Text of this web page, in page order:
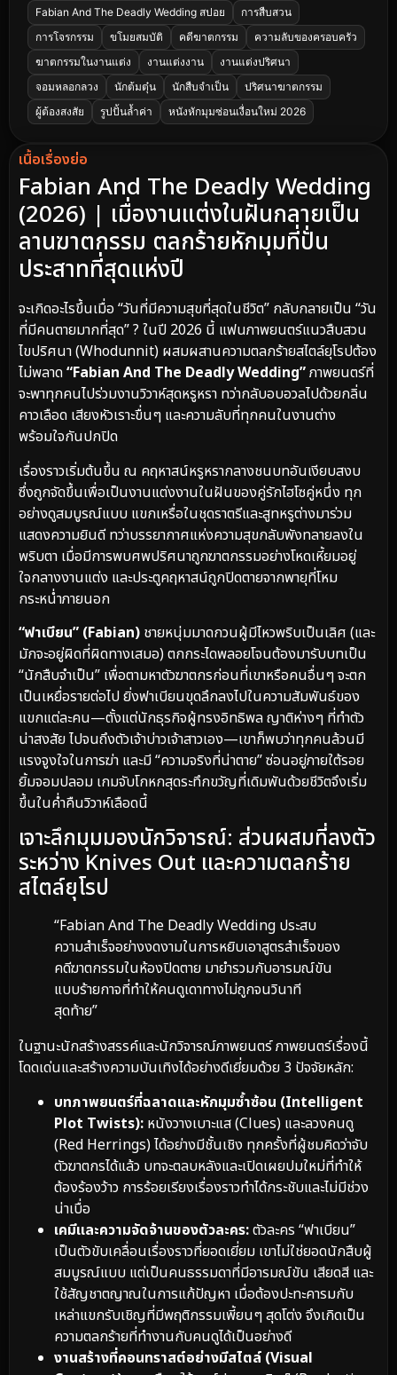
Fabian And The Deadly Wedding สปอย
การสืบสวน
การโจรกรรม
ขโมยสมบัติ คดีฆาตกรรม
ความลับของครอบครัว
ฆาตกรรมในงานแต่ง
งานแต่งงาน
งานแต่งปริศนา
จอมหลอกลวง
นักต้มตุ๋น นักสืบจำเป็น
ปริศนาฆาตกรรม
ผู้ต้องสงสัย
รูปปั้นล้ำค่า หนังหักมุมซ่อนเงื่อนใหม่ 2026
เนื้อเรื่องย่อ
Fabian And The Deadly Wedding
(2026) | เมื่องานแต่งในฝันกลายเป็น
ลานฆาตกรรม ตลกร้ายหักมุมที่ปั่น
ประสาทที่สุดแห่งปี
จะเกิดอะไรขึ้นเมื่อ “วันที่มีความสุขที่สุดในชีวิต” กลับกลายเป็น “วัน
ที่มีคนตายมากที่สุด” ? ในปี 2026 นี้ แฟนภาพยนตร์แนวสืบสวน
ไขปริศนา (Whodunnit) ผสมผสานความตลกร้ายสไตล์ยุโรปต้อง
ไม่พลาด“Fabian And The Deadly Wedding”ภาพยนตร์ที่
จะพาทุกคนไปร่วมงานวิวาห์สุดหรูหรา ทว่ากลับอบอวลไปด้วยกลิ่น
คาวเลือด เสียงหัวเราะขื่นๆ และความลับที่ทุกคนในงานต่าง
พร้อมใจกันปกปิด
เรื่องราวเริ่มต้นขึ้น ณ คฤหาสน์หรูหรากลางชนบทอันเงียบสงบ
ซึ่งถูกจัดขึ้นเพื่อเป็นงานแต่งงานในฝันของคู่รักไฮโซคู่หนึ่ง ทุก
อย่างดูสมบูรณ์แบบ แขกเหรื่อในชุดราตรีและสูทหรูต่างมาร่วม
แสดงความยินดี ทว่าบรรยากาศแห่งความสุขกลับพังทลายลงใน
พริบตา เมื่อมีการพบศพปริศนาถูกฆาตกรรมอย่างโหดเหี้ยมอยู่
ใจกลางงานแต่ง และประตูคฤหาสน์ถูกปิดตายจากพายุที่โหม
กระหน่ำภายนอก
“ฟาเบียน” (Fabian) ชายหนุ่มมาดกวนผู้มีไหวพริบเป็นเลิศ (และ
มักจะอยู่ผิดที่ผิดทางเสมอ) ตกกระไดพลอยโจนต้องมารับบทเป็น
“นักสืบจำเป็น” เพื่อตามหาตัวฆาตกรก่อนที่เขาหรือคนอื่นๆ จะตก
เป็นเหยื่อรายต่อไป ยิ่งฟาเบียนขุดลึกลงไปในความสัมพันธ์ของ
แขกแต่ละคน—ตั้งแต่นักธุรกิจผู้ทรงอิทธิพล ญาติห่างๆ ที่ทำตัว
น่าสงสัย ไปจนถึงตัวเจ้าบ่าวเจ้าสาวเอง—เขาก็พบว่าทุกคนล้วนมี
แรงจูงใจในการฆ่า และมี “ความจริงที่น่าตาย” ซ่อนอยู่ภายใต้รอย
ยิ้มจอมปลอม เกมจับโกหกสุดระทึกขวัญที่เดิมพันด้วยชีวิตจึงเริ่ม
ขึ้นในค่ำคืนวิวาห์เลือดนี้
เจาะลึกมุมมองนักวิจารณ์: ส่วนผสมที่ลงตัว
ระหว่าง Knives Out และความตลกร้าย
สไตล์ยุโรป
“Fabian And The Deadly Wedding ประสบ
ความสำเร็จอย่างงดงามในการหยิบเอาสูตรสำเร็จของ
คดีฆาตกรรมในห้องปิดตาย มายำรวมกับอารมณ์ขัน
แบบร้ายกาจที่ทำให้คนดูเดาทางไม่ถูกจนวินาที
สุดท้าย”
ในฐานะนักสร้างสรรค์และนักวิจารณ์ภาพยนตร์ ภาพยนตร์เรื่องนี้
โดดเด่นและสร้างความบันเทิงได้อย่างดีเยี่ยมด้วย 3 ปัจจัยหลัก:
บทภาพยนตร์ที่ฉลาดและหักมุมซ้ำซ้อน (Intelligent
Plot Twists): หนังวางเบาะแส (Clues) และลวงคนดู
(Red Herrings) ได้อย่างมีชั้นเชิง ทุกครั้งที่ผู้ชมคิดว่าจับ
ตัวฆาตกรได้แล้ว บทจะตลบหลังและเปิดเผยปมใหม่ที่ทำให้
ต้องร้องว้าว การร้อยเรียงเรื่องราวทำได้กระชับและไม่มีช่วง
น่าเบื่อ
เคมีและความจัดจ้านของตัวละคร:ตัวละคร “ฟาเบียน”
เป็นตัวขับเคลื่อนเรื่องราวที่ยอดเยี่ยม เขาไม่ใช่ยอดนักสืบผู้
สมบูรณ์แบบ แต่เป็นคนธรรมดาที่มีอารมณ์ขัน เสียดสี และ
ใช้สัญชาตญาณในการแก้ปัญหา เมื่อต้องปะทะคารมกับ
เหล่าแขกรับเชิญที่มีพฤติกรรมเพี้ยนๆ สุดโต่ง จึงเกิดเป็น
ความตลกร้ายที่ทำงานกับคนดูได้เป็นอย่างดี
งานสร้างที่คอนทราสต์อย่างมีสไตล์ (Visual